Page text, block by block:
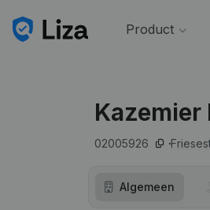
Product
Kazemier
02005926
Algemeen